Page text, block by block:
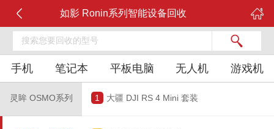
如影 Ronin系列智能设备回收
手机 笔记本 平板电脑 无人机 游戏机
灵眸 OSMO系列 1 大疆 DJI RS 4 Mini 套装